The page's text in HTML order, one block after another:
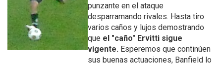
punzante en el ataque
desparramando rivales. Hasta tiro
varios caños y lujos demostrando
que el "caño" Ervitti sigue
vigente. Esperemos que continúen
sus buenas actuaciones, Banfield lo